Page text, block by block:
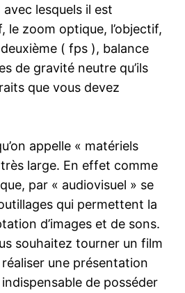
lesquels il est
le zoom optique, l’objectif,
( fps ), balance
de gravité neutre qu’ils
que vous devez
appelle « matériels
large. En effet comme
par « audiovisuel » se
qui permettent la
d’images et de sons.
souhaitez tourner un film
une présentation
de posséder